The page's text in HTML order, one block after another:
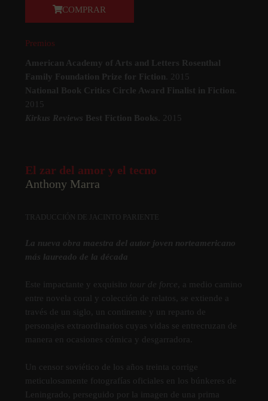
COMPRAR
Premios
American Academy of Arts and Letters Rosenthal
Family Foundation Prize for Fiction . 2015
National Book Critics Circle Award Finalist in Fiction
2015
Kirkus Reviews Best Fiction Books. 2015
El zar del amor y el tecno
Anthony Marra
TRADUCCIÓN DE JACINTO PARIENTE
La nueva obra maestra del autor joven norteamericano
más laureado de la década
Este impactante y exquisito tour de force , a medio camino
entre novela coral y colección de relatos, se extiende a
través de un siglo, un continente y un reparto de
personajes extraordinarios cuyas vidas se entrecruzan de
manera en ocasiones cómica y desgarradora.
Un censor soviético de los años treinta corrige
meticulosamente fotografí­as oficiales en los búnkeres de
Leningrado, perseguido por la imagen de una prima